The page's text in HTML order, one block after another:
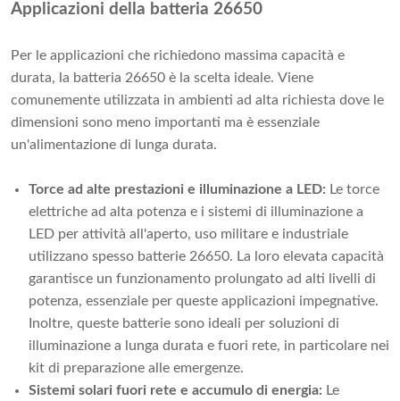
Applicazioni della batteria 26650
Per le applicazioni che richiedono massima capacità e
durata, la batteria 26650 è la scelta ideale. Viene
comunemente utilizzata in ambienti ad alta richiesta dove le
dimensioni sono meno importanti ma è essenziale
un'alimentazione di lunga durata.
Torce ad alte prestazioni e illuminazione a LED: Le torce
elettriche ad alta potenza e i sistemi di illuminazione a
LED per attività all'aperto, uso militare e industriale
utilizzano spesso batterie 26650. La loro elevata capacità
garantisce un funzionamento prolungato ad alti livelli di
potenza, essenziale per queste applicazioni impegnative.
Inoltre, queste batterie sono ideali per soluzioni di
illuminazione a lunga durata e fuori rete, in particolare nei
kit di preparazione alle emergenze.
Sistemi solari fuori rete e accumulo di energia: Le